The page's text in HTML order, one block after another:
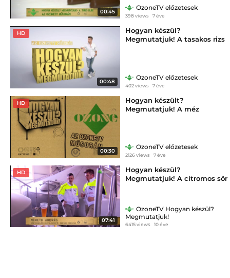
00:45
OzoneTV előzetesek
398 views 7 éve
HD
00:48
Hogyan készül?
Megmutatjuk! A tasakos rizs
OzoneTV előzetesek
402 views 7 éve
HD
00:30
Hogyan készült?
Megmutatjuk! A méz
OzoneTV előzetesek
2126 views 7 éve
HD
07:41
Hogyan készül?
Megmutatjuk! A citromos sör
OzoneTV Hogyan készül?
Megmutatjuk!
6415 views 10 éve